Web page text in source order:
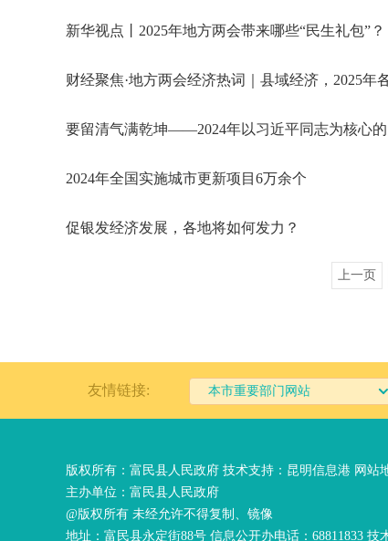
新华视点丨2025年地方两会带来哪些“民生礼包”？
财经聚焦·地方两会经济热词｜县域经济，2025年
要留清气满乾坤——2024年以习近平同志为核心
2024年全国实施城市更新项目6万余个
促银发经济发展，各地将如何发力？
上一页
友情链接: 本市重要部门网站
版权所有：富民县人民政府 技术支持： 昆明信息港 网站
主办单位：富民县人民政府
@版权所有 未经允许不得复制、镜像
地址：富民县永定街88号 信息公开办电话：68811833 技